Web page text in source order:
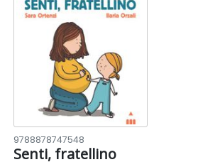
9788878747548
Senti, fratellino